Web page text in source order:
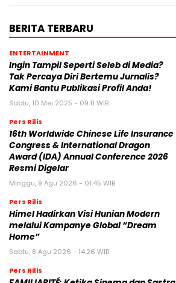
BERITA TERBARU
ENTERTAINMENT
Ingin Tampil Seperti Seleb di Media?
Tak Percaya Diri Bertemu Jurnalis?
Kami Bantu Publikasi Profil Anda!
Sabtu, 10 Mei 2025 - 09:11 WIB
Pers Rilis
16th Worldwide Chinese Life Insurance
Congress & International Dragon
Award (IDA) Annual Conference 2026
Resmi Digelar
Minggu, 9 Agu 2026 - 01:45 WIB
Pers Rilis
Himel Hadirkan Visi Hunian Modern
melalui Kampanye Global “Dream
Home”
Sabtu, 8 Agu 2026 - 14:26 WIB
Pers Rilis